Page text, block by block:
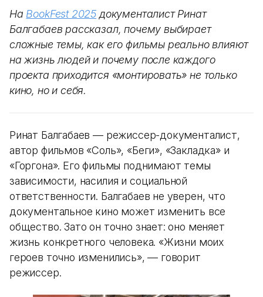
На BookFest 2025 документалист Ринат
Балгабаев рассказал, почему выбирает
сложные темы, как его фильмы реально влияют
на жизнь людей и почему после каждого
проекта приходится «монтировать» не только
кино, но и себя.
Ринат Балгабаев — режиссер-документалист,
автор фильмов «Соль», «Беги», «Закладка» и
«Горгона». Его фильмы поднимают темы
зависимости, насилия и социальной
ответственности. Балгабаев не уверен, что
документальное кино может изменить все
общество. Зато он точно знает: оно меняет
жизнь конкретного человека. «Жизни моих
героев точно изменились», — говорит
режиссер.